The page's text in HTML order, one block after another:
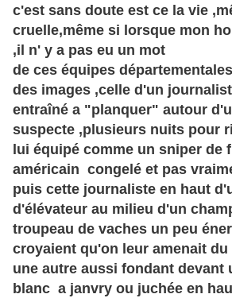
c'est sans doute est ce la vie
cruelle,même si lorsque mon
,il n' y a pas eu un mot
de ces équipes
des images ,celle d'un
entraîné a "planquer" autour
suspecte ,plusieurs nuits pour
lui équipé comme un sniper de
américain congelé et pas
puis cette journaliste en haut
d'élévateur au milieu d'un
troupeau de vaches un peu
croyaient qu'on leur amenait
une autre aussi fondant devant
blanc a janvry ou juchée en